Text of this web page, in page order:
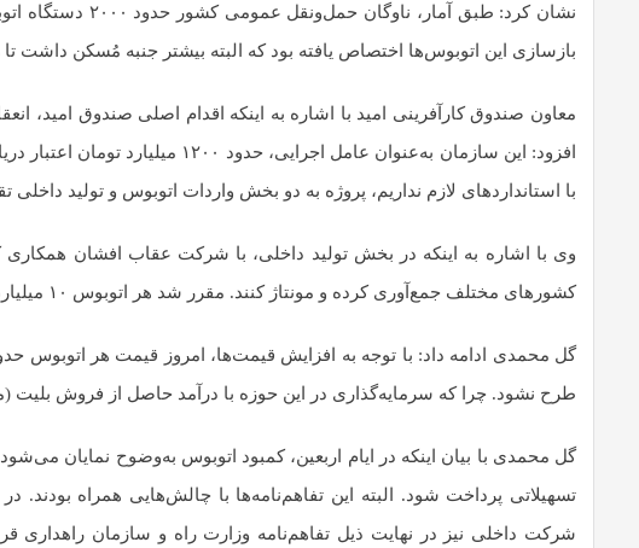
بازسازی این اتوبوس‌ها اختصاص یافته بود که البته بیشتر جنبه مُسکن داشت
معاون صندوق کارآفرینی امید با اشاره به اینکه اقدام اصلی صندوق امید،
افزود: این سازمان به‌عنوان عامل
با استانداردهای لازم نداریم، پروژه به دو بخش واردات اتوبوس و تولید
وی با اشاره به اینکه در بخش تولید داخلی، با شرکت عقاب افشان
کشورهای مختلف جمع‌آوری کرده و مونتاژ کنند. مقرر شد هر اتوبوس ۱۰ میلیارد تومان تسهیلات دریافت کند.
طرح نشود. چرا که سرمایه‌گذاری در این حوزه با درآمد حاصل از فروش بلیت (مثلاً ۲۰۰ هزار تومان) توجیه اقتصادی
گل محمدی با بیان اینکه در ایام اربعین، کمبود اتوبوس به‌وضوح نمایان
تسهیلاتی پرداخت شود. البته این تفاهم‌نامه‌ها با چالش‌هایی همراه